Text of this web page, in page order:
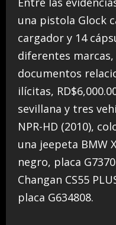
una pistola Glock
cargador y 14
diferentes
documentos
ilícitas,
sevillana y tres
NPR-HD (2010),
una jeepeta BMW
negro, placa
Changan CS55
placa G634808.